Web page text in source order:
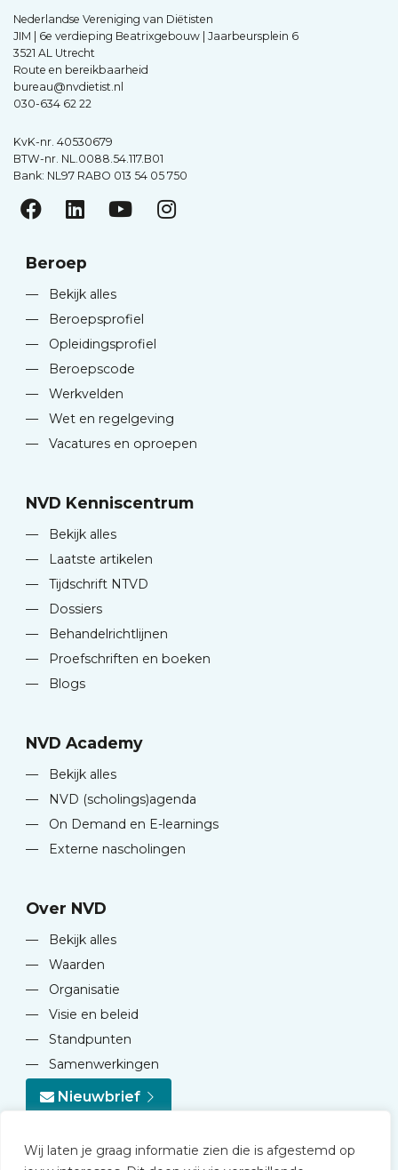
Wij laten je graag informatie zien die is afgestemd op
Nederlandse Vereniging van Diëtisten
JIM | 6e verdieping Beatrixgebouw | Jaarbeursplein 6
3521 AL Utrecht
Route en bereikbaarheid
bureau@nvdietist.nl
030-634 62 22
KvK-nr. 40530679
BTW-nr. NL.0088.54.117.B01
Bank: NL97 RABO 013 54 05 750
Beroep
—
Bekijk alles
—
Beroepsprofiel
—
Opleidingsprofiel
—
Beroepscode
—
Werkvelden
—
Wet en regelgeving
—
Vacatures en oproepen
NVD Kenniscentrum
—
Bekijk alles
—
Laatste artikelen
—
Tijdschrift NTVD
—
Dossiers
—
Behandelrichtlijnen
—
Proefschriften en boeken
—
Blogs
NVD Academy
—
Bekijk alles
—
NVD (scholings)agenda
—
On Demand en E-learnings
—
Externe nascholingen
Over NVD
—
Bekijk alles
—
Waarden
—
Organisatie
—
Visie en beleid
—
Standpunten
—
Samenwerkingen
Nieuwbrief